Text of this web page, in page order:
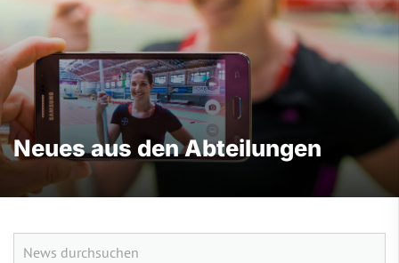
Neues aus den Abteilungen